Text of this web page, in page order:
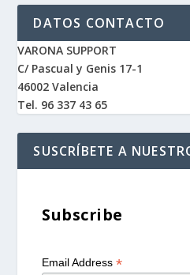
DATOS CONTACTO
VARONA SUPPORT
C/ Pascual y Genis 17-1
46002 Valencia
Tel. 96 337 43 65
SUSCRÍBETE A
Subscribe
Email Address*